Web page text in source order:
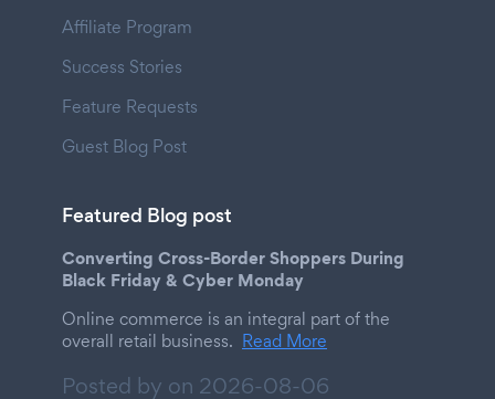
Affiliate Program
Success Stories
Feature Requests
Guest Blog Post
Featured Blog post
Converting Cross-Border Shoppers During
Black Friday & Cyber Monday
Online commerce is an integral part of the
overall retail business. Read More
Posted by on 2026-08-06